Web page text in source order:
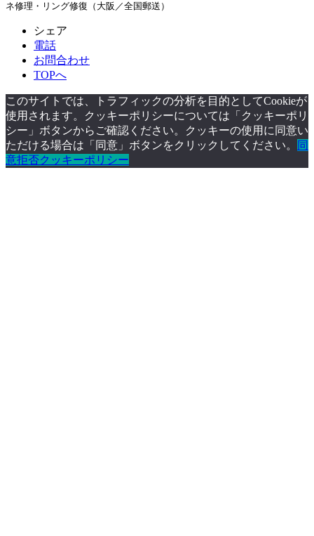
ネ修理・リング修復（大阪／全国郵送）
シェア
電話
お問合わせ
TOPへ
このサイトでは、トラフィックの分析を目的としてCookieが
使用されます。クッキーポリシーについては「クッキーポリ
シー」ボタンからご確認ください。クッキーの使用に同意い
ただける場合は「同意」ボタンをクリックしてください。
同
意拒否クッキーポリシー